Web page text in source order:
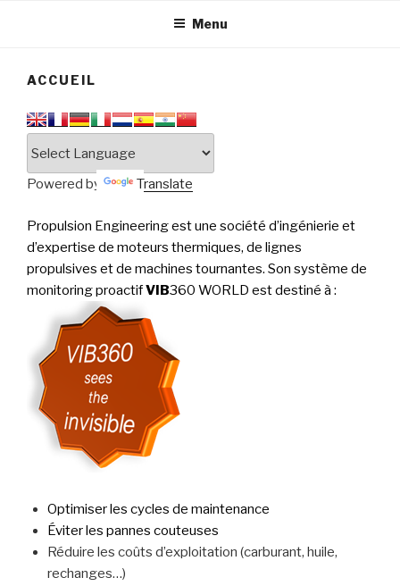
PERFORMANCE
Menu
ACCUEIL
Powered by Translate
Propulsion Engineering est une société d’ingénierie et
d’expertise de moteurs thermiques, de lignes
propulsives et de machines tournantes. Son système de
monitoring proactifVIB360 WORLD est destiné à :
Optimiser les cycles de maintenance
Éviter les pannes couteuses
Réduire les coûts d’exploitation (carburant, huile,
rechanges…)